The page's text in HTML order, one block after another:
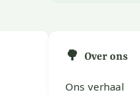
🌳 Over ons
Ons verhaal